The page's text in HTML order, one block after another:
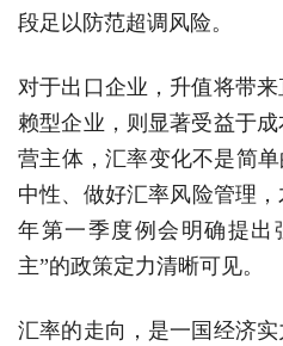
段足以防范超调风险。
对于出口企业，升值将带
赖型企业，则显著受益于
营主体，汇率变化不是简
中性、做好汇率风险管理
年第一季度例会明确提出
主”的政策定力清晰可见。
汇率的走向，是一国经济